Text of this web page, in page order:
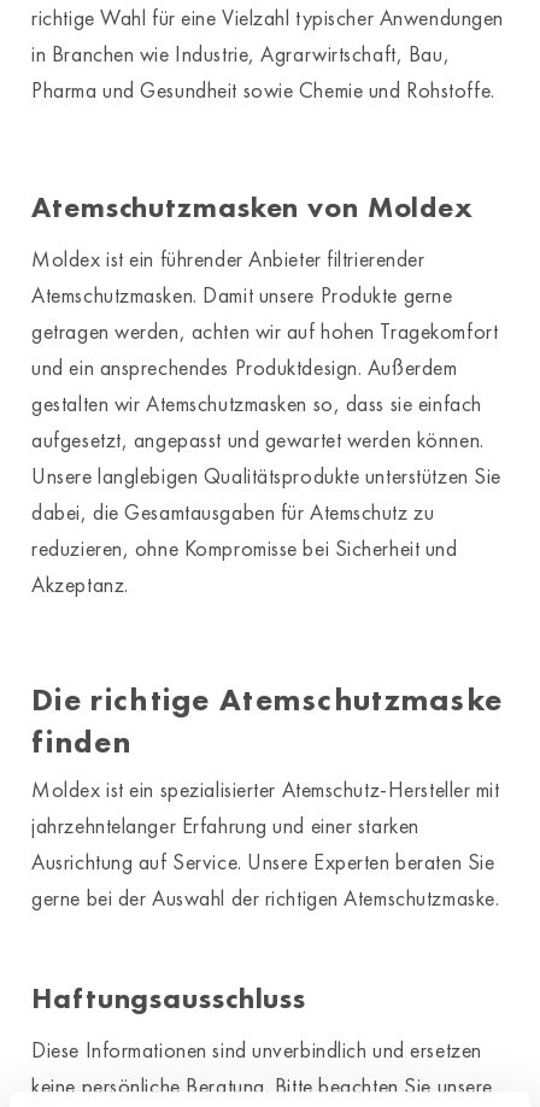
richtige Wahl für eine Vielzahl typischer Anwendungen
in Branchen wie Industrie, Agrarwirtschaft, Bau,
Pharma und Gesundheit sowie Chemie und Rohstoffe.
Atemschutzmasken von Moldex
Moldex ist ein führender Anbieter filtrierender
Atemschutzmasken. Damit unsere Produkte gerne
getragen werden, achten wir auf hohen Tragekomfort
und ein ansprechendes Produktdesign. Außerdem
gestalten wir Atemschutzmasken so, dass sie einfach
aufgesetzt, angepasst und gewartet werden können.
Unsere langlebigen Qualitätsprodukte unterstützen Sie
dabei, die Gesamtausgaben für Atemschutz zu
reduzieren, ohne Kompromisse bei Sicherheit und
Akzeptanz.
Die richtige Atemschutzmaske
finden
Moldex ist ein spezialisierter Atemschutz-Hersteller mit
jahrzehntelanger Erfahrung und einer starken
Ausrichtung auf Service. Unsere Experten beraten Sie
gerne bei der Auswahl der richtigen Atemschutzmaske.
Haftungsausschluss
Diese Informationen sind unverbindlich und ersetzen
keine persönliche Beratung. Bitte beachten Sie unsere